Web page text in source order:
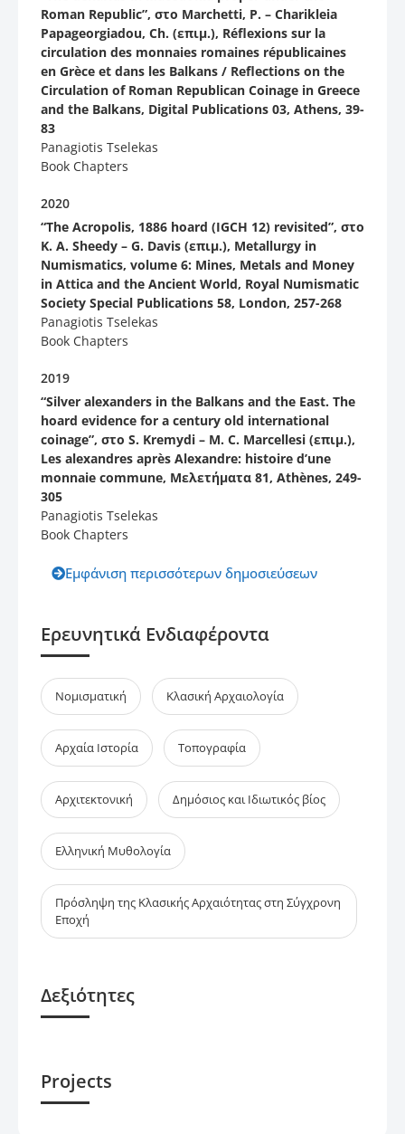
Roman Republic”, στο Marchetti, P. – Charikleia
Papageorgiadou, Ch. (επιμ.), Réflexions sur la
circulation des monnaies romaines républicaines
en Grèce et dans les Balkans / Reflections on the
Circulation of Roman Republican Coinage in Greece
and the Balkans, Digital Publications 03, Athens, 39-
83
Panagiotis Tselekas
Book Chapters
2020
“The Acropolis, 1886 hoard (IGCH 12) revisited”, στο
K. A. Sheedy – G. Davis (επιμ.), Metallurgy in
Numismatics, volume 6: Mines, Metals and Money
in Attica and the Ancient World, Royal Numismatic
Society Special Publications 58, London, 257-268
Panagiotis Tselekas
Book Chapters
2019
“Silver alexanders in the Balkans and the East. The
hoard evidence for a century old international
coinage”, στο S. Kremydi – M. C. Marcellesi (επιμ.),
Les alexandres après Alexandre: histoire d’une
monnaie commune, Μελετήματα 81, Athènes, 249-
305
Panagiotis Tselekas
Book Chapters
Εμφάνιση περισσότερων δημοσιεύσεων
Ερευνητικά Ενδιαφέροντα
Νομισματική Κλασική Αρχαιολογία
Αρχαία Ιστορία Τοπογραφία
Αρχιτεκτονική Δημόσιος και Ιδιωτικός βίος
Ελληνική Μυθολογία
Πρόσληψη της Κλασικής Αρχαιότητας στη Σύγχρονη
Εποχή
Δεξιότητες
Projects